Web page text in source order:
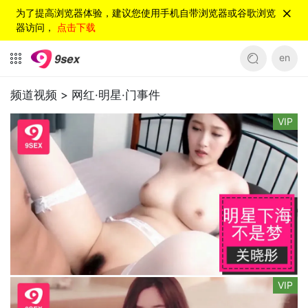
为了提高浏览器体验，建议您使用手机自带浏览器或谷歌浏览
器访问， 点击下载
en
频道视频 > 网红·明星·门事件
VIP
VIP